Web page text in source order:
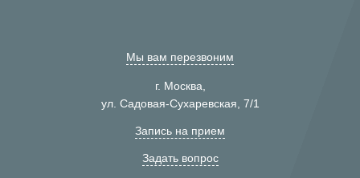
Мы вам перезвоним
г. Москва,
ул. Садовая-Сухаревская, 7/1
Запись на прием
Задать вопрос